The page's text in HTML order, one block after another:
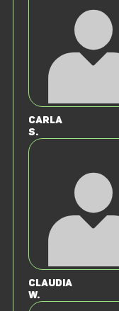
Carla
S.
Claudia
W.